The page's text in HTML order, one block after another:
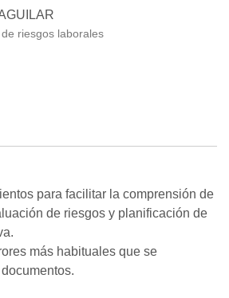
riesgos laborales
para facilitar la comprensión de
de riesgos y planificación de
más habituales que se